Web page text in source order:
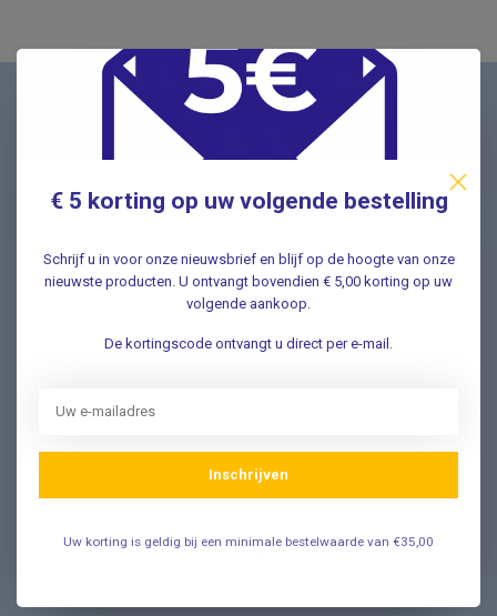
Vragen? Wij helpen graag!
✔ Snelle antwoorden op veelgestelde vragen ✔ Direct
contact met onze klantenservice ✔ Altijd hulp bij uw
Nieuwsbrief
Schrijf u in voor onze nieuwsbrief en ontvang als eerste
nieuwe aanbiedingen Meld u nu aan ➡️
€ 5 korting op uw volgende bestelling
Schrijf u in voor onze nieuwsbrief en blijf op de hoogte van onze
nieuwste producten. U ontvangt bovendien € 5,00 korting op uw
volgende aankoop.
De kortingscode ontvangt u direct per e-mail.
Inschrijven
Uw korting is geldig bij een minimale bestelwaarde van €35,00